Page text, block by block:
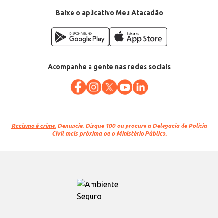
Baixe o aplicativo Meu Atacadão
Acompanhe a gente nas redes sociais
Racismo é crime. Denuncie. Disque 100 ou procure a Delegacia de Polícia
Civil mais próxima ou o Ministério Público.